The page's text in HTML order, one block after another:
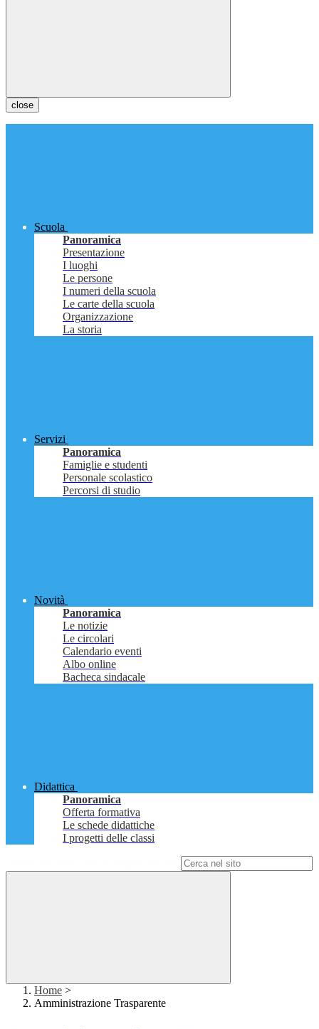
close
Scuola
Panoramica
Presentazione
I luoghi
Le persone
I numeri della scuola
Le carte della scuola
Organizzazione
La storia
Servizi
Panoramica
Famiglie e studenti
Personale scolastico
Percorsi di studio
Novità
Panoramica
Le notizie
Le circolari
Calendario eventi
Albo online
Bacheca sindacale
Didattica
Panoramica
Offerta formativa
Le schede didattiche
I progetti delle classi
Home >
Amministrazione Trasparente